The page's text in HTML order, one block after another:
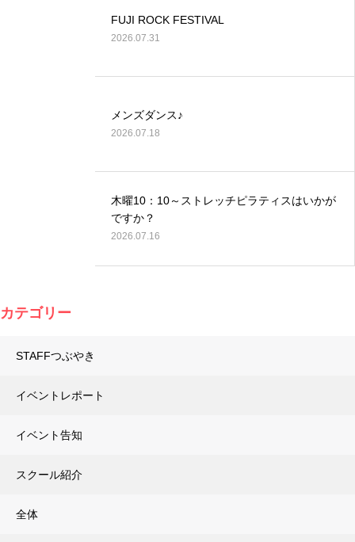
FUJI ROCK FESTIVAL
2026.07.31
メンズダンス♪
2026.07.18
木曜10：10～ストレッチピラティスはいかが
ですか？
2026.07.16
カテゴリー
STAFFつぶやき
イベントレポート
イベント告知
スクール紹介
全体